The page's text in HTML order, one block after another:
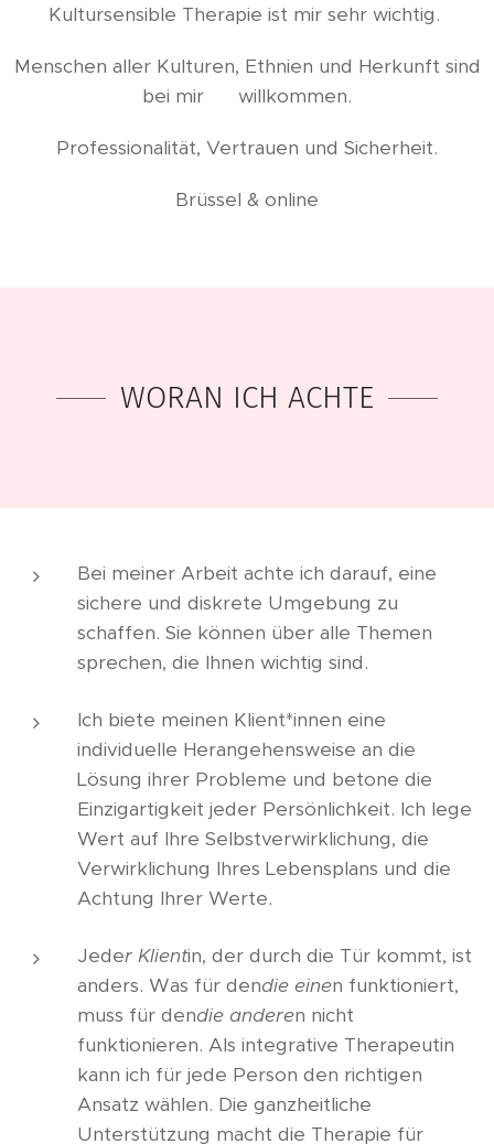
Kultursensible Therapie ist mir sehr wichtig.
Menschen aller Kulturen, Ethnien und Herkunft sind
bei mir ❤️ willkommen.
Professionalität, Vertrauen und Sicherheit.
Brüssel & online
WORAN ICH ACHTE
Bei meiner Arbeit achte ich darauf, eine
sichere und diskrete Umgebung zu
schaffen. Sie können über alle Themen
sprechen, die Ihnen wichtig sind.
Ich biete meinen Klient*innen eine
individuelle Herangehensweise an die
Lösung ihrer Probleme und betone die
Einzigartigkeit jeder Persönlichkeit. Ich lege
Wert auf Ihre Selbstverwirklichung, die
Verwirklichung Ihres Lebensplans und die
Achtung Ihrer Werte.
Jeder Klientin, der durch die Tür kommt, ist
anders. Was für dendie einen funktioniert,
muss für dendie anderen nicht
funktionieren. Als integrative Therapeutin
kann ich für jede Person den richtigen
Ansatz wählen. Die ganzheitliche
Unterstützung macht die Therapie für